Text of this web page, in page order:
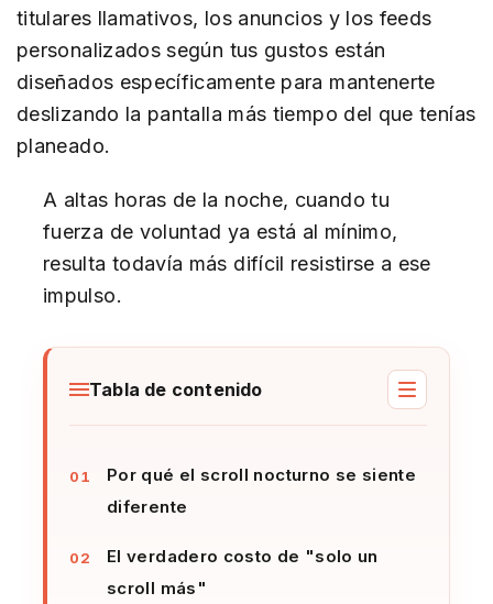
titulares llamativos, los anuncios y los feeds
personalizados según tus gustos están
diseñados específicamente para mantenerte
deslizando la pantalla más tiempo del que tenías
planeado.
A altas horas de la noche, cuando tu
fuerza de voluntad ya está al mínimo,
resulta todavía más difícil resistirse a ese
impulso.
Tabla de contenido
Por qué el scroll nocturno se siente
diferente
El verdadero costo de "solo un
scroll más"